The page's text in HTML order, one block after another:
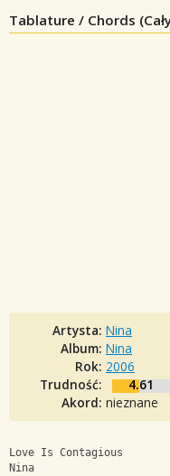
Tablature / Chords
Artysta: Nina
Album: Nina
Rok: 2006
Trudność:
4.61
Akord: nieznane
Love Is Contagious
Nina